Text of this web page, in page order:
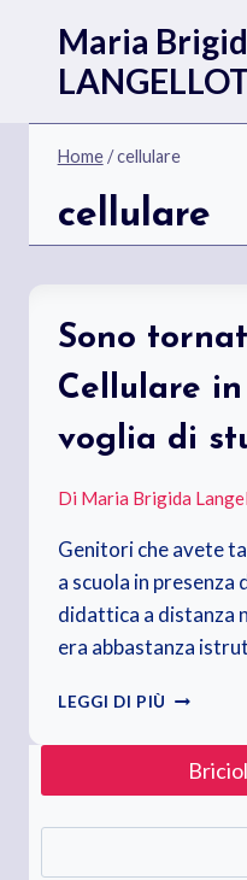
contenuto
Maria
Home/cellulare
cellulare
Sono
Cellulare
voglia di
Di Maria Brigida
Genitori che avete
a scuola in
didattica a distanza
era abbastanza
LEGGI DI PIÙ SONO
IN
CLASSE.